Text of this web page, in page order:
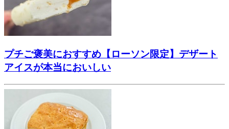
プチご褒美におすすめ【ローソン限定】デザート
アイスが本当においしい